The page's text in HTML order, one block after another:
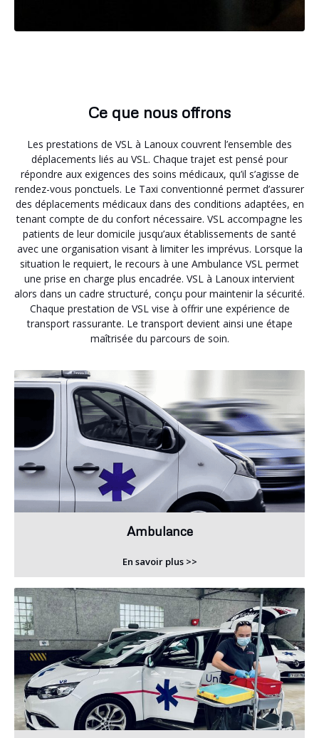
Ce que nous offrons
Les prestations de VSL à Lanoux couvrent l’ensemble des
déplacements liés au VSL. Chaque trajet est pensé pour
répondre aux exigences des soins médicaux, qu’il s’agisse de
rendez-vous ponctuels. Le Taxi conventionné permet d’assurer
des déplacements médicaux dans des conditions adaptées, en
tenant compte de du confort nécessaire. VSL accompagne les
patients de leur domicile jusqu’aux établissements de santé
avec une organisation visant à limiter les imprévus. Lorsque la
situation le requiert, le recours à une Ambulance VSL permet
une prise en charge plus encadrée. VSL à Lanoux intervient
alors dans un cadre structuré, conçu pour maintenir la sécurité.
Chaque prestation de VSL vise à offrir une expérience de
transport rassurante. Le transport devient ainsi une étape
maîtrisée du parcours de soin.
Ambulance
En savoir plus >>